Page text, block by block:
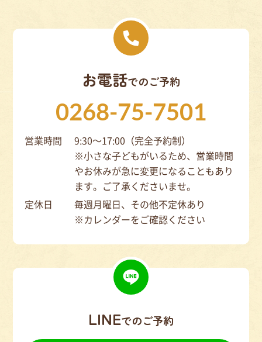
お電話でのご予約
0268-75-7501
営業時間
9:30～17:00（完全予約制）
※小さな子どもがいるため、営業時間
やお休みが急に変更になることもあり
ます。ご了承くださいませ。
定休日
毎週月曜日、その他不定休あり
※カレンダーをご確認ください
LINEでのご予約